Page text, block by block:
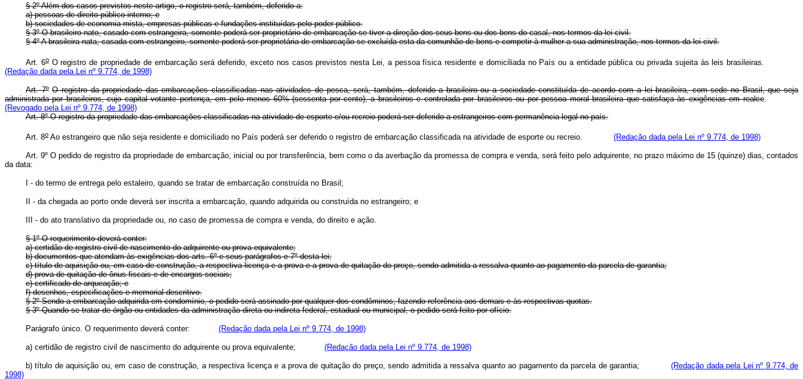
§ 2º Além dos casos previstos neste artigo, o registro será, também, deferido a:
a) pessoas de direito público interno; e
b) sociedades de economia mista, empresas públicas e fundações instituídas pelo poder público.
§ 3º O brasileiro nato, casado com estrangeira, somente poderá ser proprietário de embarcação se tiver a direção dos seus bens ou dos bens do casal, nos termos da lei civil.
§ 4ºA brasileira nata, casada com estrangeiro, somente poderá ser proprietária de embarcação se excluída esta da comunhão de bens e competir à mulher a sua administração, nos termos da lei civil.
Art. 6oO registro de propriedade de embarcação será deferido, exceto nos casos previstos nesta Lei, a pessoa física residente e domiciliada no País ou a entidade pública ou privada sujeita às leis brasileiras.
(Redação dada pela Lei nº 9.774, de 1998)
Art. 7º O registro da propriedade das embarcações classificadas nas atividades de pesca, será, também, deferido a brasileiro ou a sociedade constituída de acordo com a lei brasileira, com sede no Brasil, que seja
administrada por brasileiros, cujo capital votante pertença, em pelo menos 60% (sessenta por cento), a brasileiros e controlada por brasileiros ou por pessoa moral brasileira que satisfaça às exigências em realce.
(Revogado pela Lei nº 9.774, de 1998)
Art. 8º O registro da propriedade das embarcações classificadas na atividade de esporte e/ou recreio poderá ser deferido a estrangeiros com permanência legal no país.
Art. 8o Ao estrangeiro que não seja residente e domiciliado no País poderá ser deferido o registro de embarcação classificada na atividade de esporte ou recreio. (Redação dada pela Lei nº 9.774, de 1998)
Art. 9º O pedido de registro da propriedade de embarcação, inicial ou por transferência, bem como o da averbação da promessa de compra e venda, será feito pelo adquirente, no prazo máximo de 15 (quinze) dias, contados
da data:
I - do termo de entrega pelo estaleiro, quando se tratar de embarcação construída no Brasil;
II - da chegada ao porto onde deverá ser inscrita a embarcação, quando adquirida ou construída no estrangeiro; e
III - do ato translativo da propriedade ou, no caso de promessa de compra e venda, do direito e ação.
§ 1º O requerimento deverá conter:
a) certidão de registro civil de nascimento do adquirente ou prova equivalente;
b) documentos que atendam às exigências dos arts. 6º e seus parágrafos e 7º desta lei;
c) título de aquisição ou, em caso de construção, a respectiva licença e a prova e a prova de quitação do preço, sendo admitida a ressalva quanto ao pagamento da parcela de garantia;
d) prova de quitação de ônus fiscais e de encargos sociais;
e) certificado de arqueação; e
f) desenhos, especificações e memorial descritivo.
§ 2º Sendo a embarcação adquirida em condomínio, o pedido será assinado por qualquer dos condôminos, fazendo referência aos demais e às respectivas quotas.
§ 3º Quando se tratar de órgão ou entidades da administração direta ou indireta federal, estadual ou municipal, o pedido será feito por ofício.
Parágrafo único. O requerimento deverá conter: (Redação dada pela Lei nº 9.774, de 1998)
a) certidão de registro civil de nascimento do adquirente ou prova equivalente; (Redação dada pela Lei nº 9.774, de 1998)
b) título de aquisição ou, em caso de construção, a respectiva licença e a prova de quitação do preço, sendo admitida a ressalva quanto ao pagamento da parcela de garantia;(Redação dada pela Lei nº 9.774, de
1998)